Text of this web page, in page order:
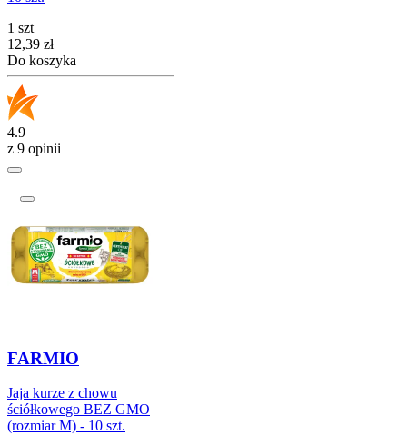
1 szt
Cena
12,39 zł
Do koszyka
4.9
z 9 opinii
FARMIO
Jaja kurze z chowu
ściółkowego BEZ GMO
(rozmiar M) - 10 szt.